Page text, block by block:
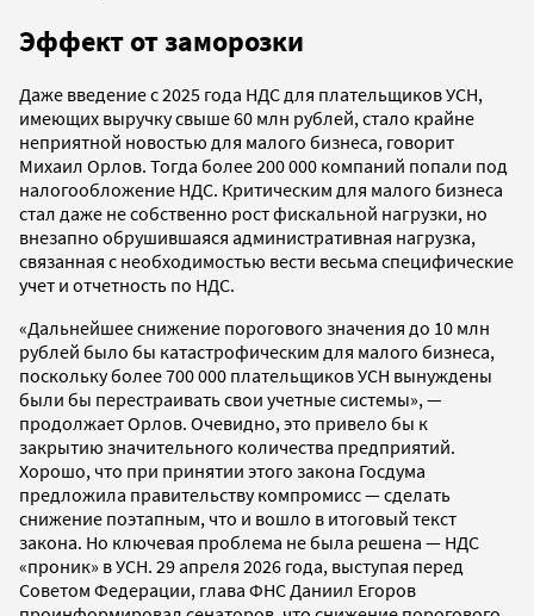
Эффект от заморозки
Даже введение с 2025 года НДС для плательщиков УСН,
имеющих выручку свыше 60 млн рублей, стало крайне
неприятной новостью для малого бизнеса, говорит
Михаил Орлов. Тогда более 200 000 компаний попали под
налогообложение НДС. Критическим для малого бизнеса
стал даже не собственно рост фискальной нагрузки, но
внезапно обрушившаяся административная нагрузка,
связанная с необходимостью вести весьма специфические
учет и отчетность по НДС.
«Дальнейшее снижение порогового значения до 10 млн
рублей было бы катастрофическим для малого бизнеса,
поскольку более 700 000 плательщиков УСН вынуждены
были бы перестраивать свои учетные системы», —
продолжает Орлов. Очевидно, это привело бы к
закрытию значительного количества предприятий.
Хорошо, что при принятии этого закона Госдума
предложила правительству компромисс — сделать
снижение поэтапным, что и вошло в итоговый текст
закона. Но ключевая проблема не была решена — НДС
«проник» в УСН. 29 апреля 2026 года, выступая перед
Советом Федерации, глава ФНС Даниил Егоров